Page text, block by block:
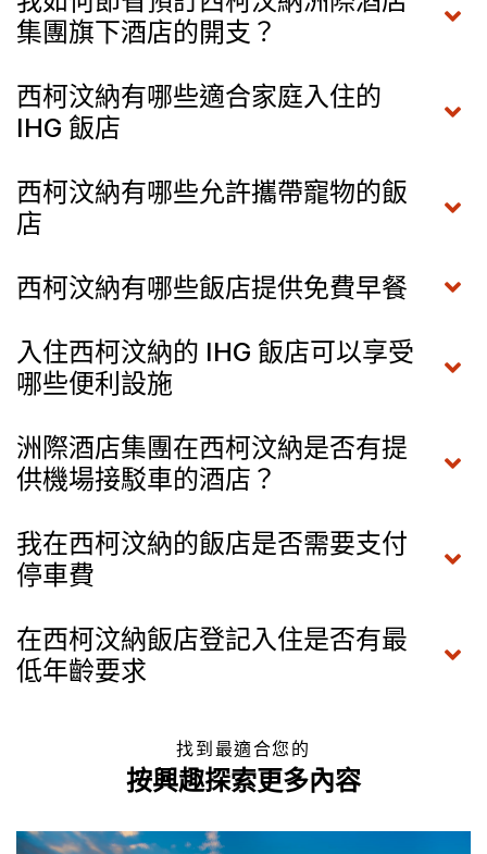
集團旗下酒店的開支？
西柯汶納有哪些適合家庭入住的
IHG 飯店
西柯汶納有哪些允許攜帶寵物的飯
店
西柯汶納有哪些飯店提供免費早餐
入住西柯汶納的 IHG 飯店可以享受
哪些便利設施
洲際酒店集團在西柯汶納是否有提
供機場接駁車的酒店？
我在西柯汶納的飯店是否需要支付
停車費
在西柯汶納飯店登記入住是否有最
低年齡要求
找到最適合您的
按興趣探索更多內容